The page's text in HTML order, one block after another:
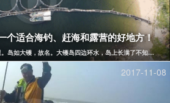
个适合海钓、赶海和露营的好地方！
岛如大镬，故名。大镬岛四边环水，岛上长满了不知名的
2017-11-08